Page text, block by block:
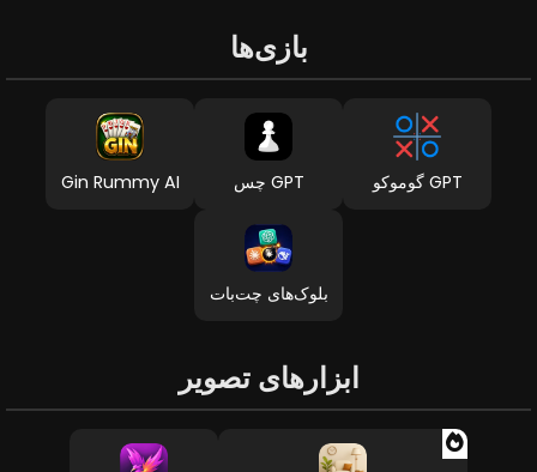
بازی‌ها
Gin Rummy AI چس GPT گوموکو GPT
بلوک‌های چت‌بات
ابزارهای تصویر